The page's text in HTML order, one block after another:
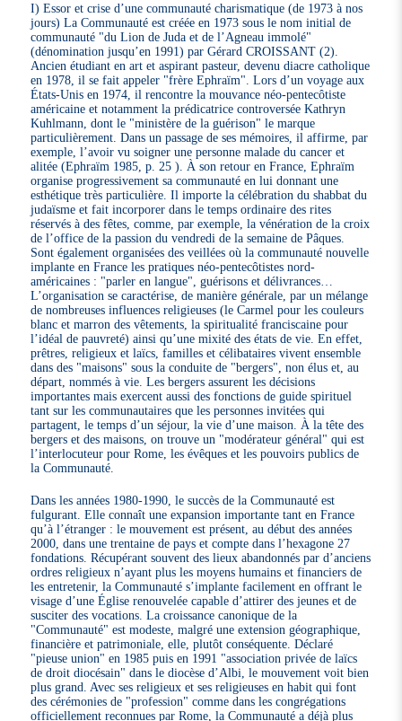
I) Essor et crise d’une communauté charismatique (de 1973 à nos
jours) La Communauté est créée en 1973 sous le nom initial de
communauté "du Lion de Juda et de l’Agneau immolé"
(dénomination jusqu’en 1991) par Gérard CROISSANT (2).
Ancien étudiant en art et aspirant pasteur, devenu diacre catholique
en 1978, il se fait appeler "frère Ephraïm". Lors d’un voyage aux
États-Unis en 1974, il rencontre la mouvance néo-pentecôtiste
américaine et notamment la prédicatrice controversée Kathryn
Kuhlmann, dont le "ministère de la guérison" le marque
particulièrement. Dans un passage de ses mémoires, il affirme, par
exemple, l’avoir vu soigner une personne malade du cancer et
alitée (Ephraïm 1985, p. 25 ). À son retour en France, Ephraïm
organise progressivement sa communauté en lui donnant une
esthétique très particulière. Il importe la célébration du shabbat du
judaïsme et fait incorporer dans le temps ordinaire des rites
réservés à des fêtes, comme, par exemple, la vénération de la croix
de l’office de la passion du vendredi de la semaine de Pâques.
Sont également organisées des veillées où la communauté nouvelle
implante en France les pratiques néo-pentecôtistes nord-
américaines : "parler en langue", guérisons et délivrances…
L’organisation se caractérise, de manière générale, par un mélange
de nombreuses influences religieuses (le Carmel pour les couleurs
blanc et marron des vêtements, la spiritualité franciscaine pour
l’idéal de pauvreté) ainsi qu’une mixité des états de vie. En effet,
prêtres, religieux et laïcs, familles et célibataires vivent ensemble
dans des "maisons" sous la conduite de "bergers", non élus et, au
départ, nommés à vie. Les bergers assurent les décisions
importantes mais exercent aussi des fonctions de guide spirituel
tant sur les communautaires que les personnes invitées qui
partagent, le temps d’un séjour, la vie d’une maison. À la tête des
bergers et des maisons, on trouve un "modérateur général" qui est
l’interlocuteur pour Rome, les évêques et les pouvoirs publics de
la Communauté.
Dans les années 1980-1990, le succès de la Communauté est
fulgurant. Elle connaît une expansion importante tant en France
qu’à l’étranger : le mouvement est présent, au début des années
2000, dans une trentaine de pays et compte dans l’hexagone 27
fondations. Récupérant souvent des lieux abandonnés par d’anciens
ordres religieux n’ayant plus les moyens humains et financiers de
les entretenir, la Communauté s’implante facilement en offrant le
visage d’une Église renouvelée capable d’attirer des jeunes et de
susciter des vocations. La croissance canonique de la
"Communauté" est modeste, malgré une extension géographique,
financière et patrimoniale, elle, plutôt conséquente. Déclaré
"pieuse union" en 1985 puis en 1991 "association privée de laïcs
de droit diocésain" dans le diocèse d’Albi, le mouvement voit bien
plus grand. Avec ses religieux et ses religieuses en habit qui font
des cérémonies de "profession" comme dans les congrégations
officiellement reconnues par Rome, la Communauté a déjà plus